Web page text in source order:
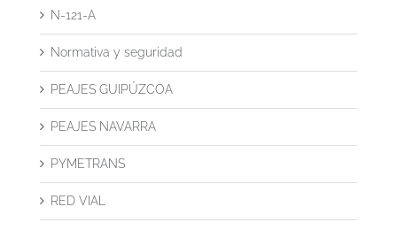
N-121-A
Normativa y seguridad
PEAJES GUIPÚZCOA
PEAJES NAVARRA
PYMETRANS
RED VIAL